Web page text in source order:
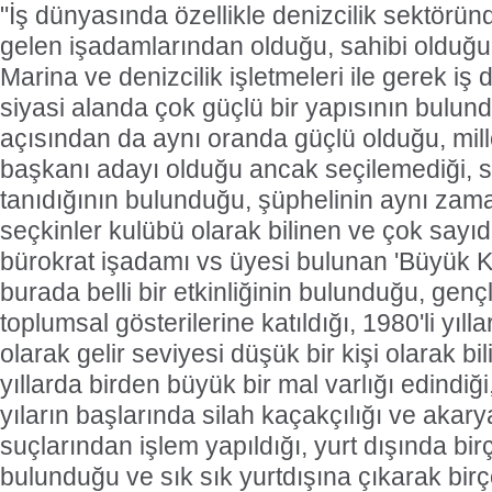
"İş dünyasında özellikle denizcilik
gelen işadamlarından olduğu, sahibi
Marina ve denizcilik işletmeleri ile gerek iş
siyasi alanda çok güçlü bir yapısının
açısından da aynı oranda güçlü olduğu,
başkanı adayı olduğu ancak seçilemediği,
tanıdığının bulunduğu, şüphelinin aynı
seçkinler kulübü olarak bilinen ve çok
bürokrat işadamı vs üyesi bulunan 'Büyük
burada belli bir etkinliğinin bulunduğu,
toplumsal gösterilerine katıldığı, 1980'li
olarak gelir seviyesi düşük bir kişi olarak
yıllarda birden büyük bir mal varlığı
yıların başlarında silah kaçakçılığı ve
suçlarından işlem yapıldığı, yurt dışında
bulunduğu ve sık sık yurtdışına çıkarak